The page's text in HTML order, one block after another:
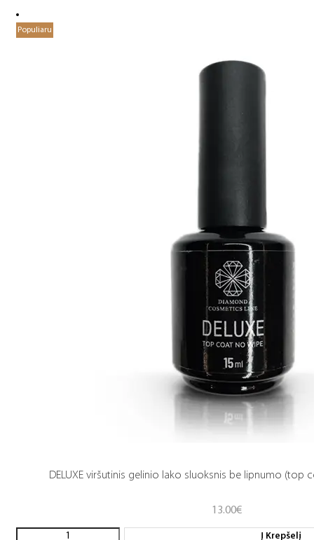
Populiaru
DELUXE viršutinis gelinio lako sluoksnis be lipnumo (top
13.00€
Į Krepšelį